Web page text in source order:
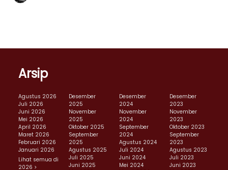
Arsip
Agustus 2026
Juli 2026
Juni 2026
Mei 2026
April 2026
Maret 2026
Februari 2026
Januari 2026
Lihat semua di
2026 >
Desember
2025
November
2025
Oktober 2025
September
2025
Agustus 2025
Juli 2025
Juni 2025
Desember
2024
November
2024
September
2024
Agustus 2024
Juli 2024
Juni 2024
Mei 2024
Desember
2023
November
2023
Oktober 2023
September
2023
Agustus 2023
Juli 2023
Juni 2023